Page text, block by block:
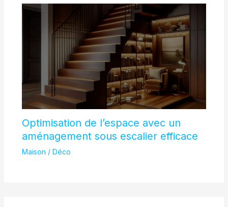
Optimisation de l’espace avec un
aménagement sous escalier efficace
Maison / Déco